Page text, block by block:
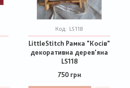
Код: LS118
LittleStitch Рамка "Косів"
декоративна дерев'яна
LS118
750 грн